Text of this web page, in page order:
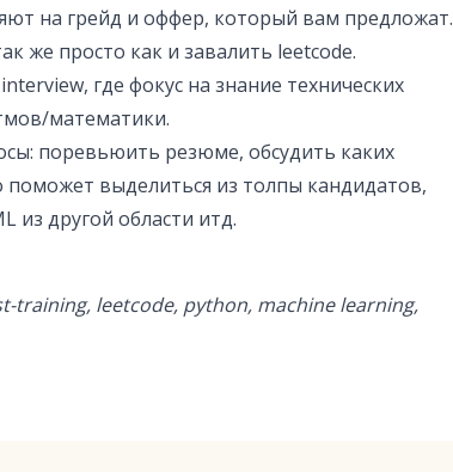
на грейд и оффер, который вам предложат.
же просто как и завалить leetcode.
где фокус на знание технических
математики.
поревьюить резюме, обсудить каких
поможет выделиться из толпы кандидатов,
из другой области итд.
training, leetcode, python, machine learning,